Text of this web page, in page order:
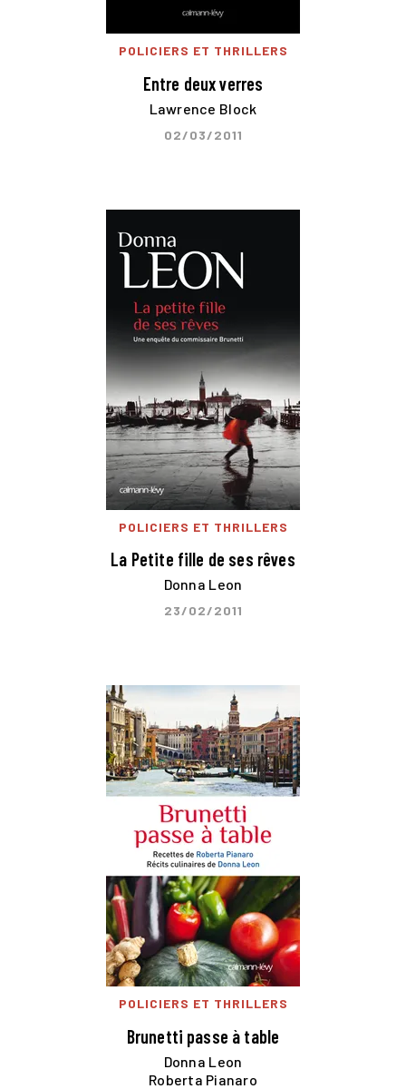
POLICIERS ET THRILLERS
Entre deux verres
Lawrence Block
02/03/2011
POLICIERS ET THRILLERS
La Petite fille de ses rêves
Donna Leon
23/02/2011
POLICIERS ET THRILLERS
Brunetti passe à table
Donna Leon
Roberta Pianaro